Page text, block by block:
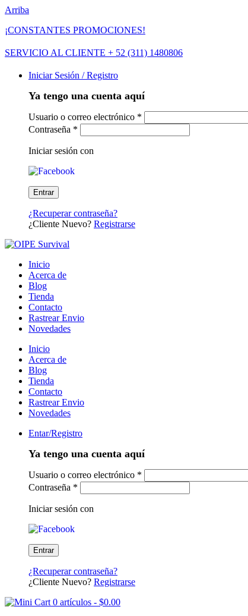
Arriba
¡CONSTANTES PROMOCIONES!
SERVICIO AL CLIENTE + 52 (311) 1480806
Iniciar Sesión / Registro
Ya tengo una cuenta aquí
Usuario o correo electrónico *
Contraseña *
Iniciar sesión con
¿Recuperar contraseña?
¿Cliente Nuevo? Registrarse
Inicio
Acerca de
Blog
Tienda
Contacto
Rastrear Envio
Novedades
Inicio
Acerca de
Blog
Tienda
Contacto
Rastrear Envio
Novedades
Entar/Registro
Ya tengo una cuenta aquí
Usuario o correo electrónico *
Contraseña *
Iniciar sesión con
¿Recuperar contraseña?
¿Cliente Nuevo? Registrarse
0 artículos - $0.00